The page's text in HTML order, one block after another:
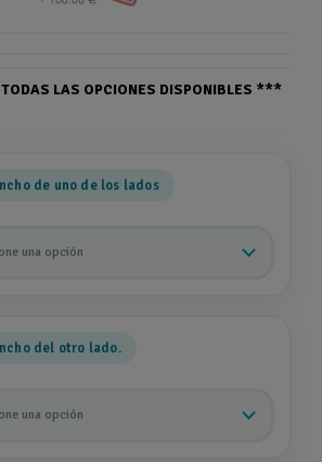
LAS OPCIONES DISPONIBLES ***
de uno de los lados
una opción
del otro lado.
una opción